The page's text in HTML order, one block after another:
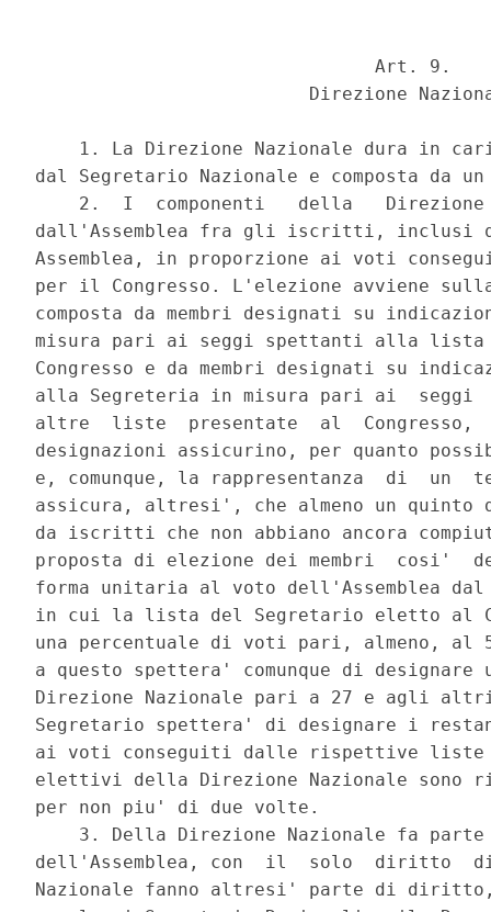
                               Art. 9.
Direzione
1. La Direzione Nazionale dura in
dal Segretario Nazionale e composta da
2.  I  componenti   della
dall'Assemblea fra gli iscritti,
Assemblea, in proporzione ai voti
per il Congresso. L'elezione avviene
composta da membri designati su
misura pari ai seggi spettanti alla lista
Congresso e da membri designati su
alla Segreteria in misura pari ai
altre  liste  presentate  al  Congresso,
designazioni assicurino, per quanto
e, comunque, la rappresentanza  di  un
assicura, altresi', che almeno un quinto
da iscritti che non abbiano ancora
proposta di elezione dei membri  cosi'
forma unitaria al voto dell'Assemblea
in cui la lista del Segretario eletto al
una percentuale di voti pari, almeno, al
a questo spettera' comunque di designare
Direzione Nazionale pari a 27 e agli
Segretario spettera' di designare i
ai voti conseguiti dalle rispettive liste
elettivi della Direzione Nazionale sono
per non piu' di due volte.
3. Della Direzione Nazionale fa
dell'Assemblea, con  il  solo  diritto
Nazionale fanno altresi' parte di